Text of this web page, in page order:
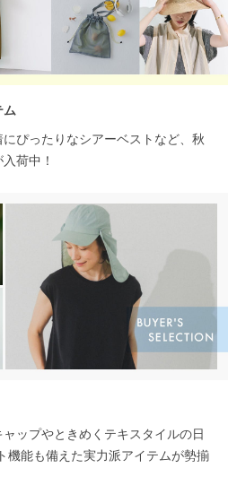
ム
ぴったりなシアーベストなど、秋
荷中！
ップやときめくテキスタイルの日
機能も備えた実力派アイテムが勢揃